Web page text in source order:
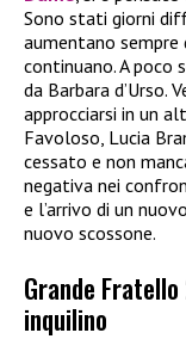
Sono stati giorni
aumentano sempre
continuano. A poco
da Barbara d’Urso.
approcciarsi in un
Favoloso, Lucia
cessato e non
negativa nei
e l’arrivo di un
nuovo scossone.
Grande
inquilino